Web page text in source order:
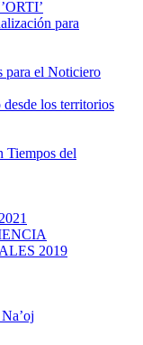
para
para el Noticiero
los territorios
Tiempos del
2019